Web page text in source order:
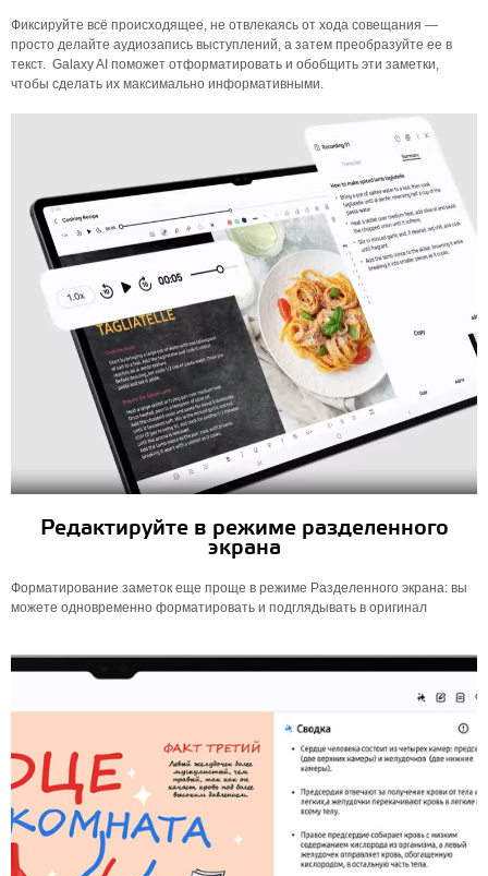
Фиксируйте всё происходящее, не отвлекаясь от хода совещания —
просто делайте аудиозапись выступлений, а затем преобразуйте ее в
текст. Galaxy AI поможет отформатировать и обобщить эти заметки,
чтобы сделать их максимально информативными.
Редактируйте в режиме разделенного
экрана
Форматирование заметок еще проще в режиме Разделенного экрана: вы
можете одновременно форматировать и подглядывать в оригинал